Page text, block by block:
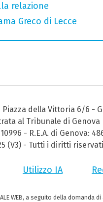
relazione
Greco di Lecce
Piazza della Vittoria 6/6 -
al Tribunale di Genova
- R.E.A. di Genova:
(V3) - Tutti i diritti riservati
Utilizzo IA
WEB, a seguito della